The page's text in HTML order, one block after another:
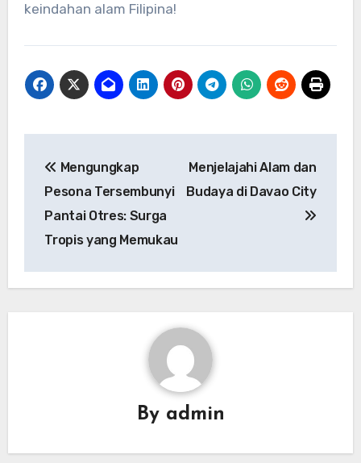
keindahan alam Filipina!
pos
Mengungkap
Pesona Tersembunyi
Pantai Otres: Surga
Tropis yang Memukau
Menjelajahi Alam dan
Budaya di Davao City
By admin